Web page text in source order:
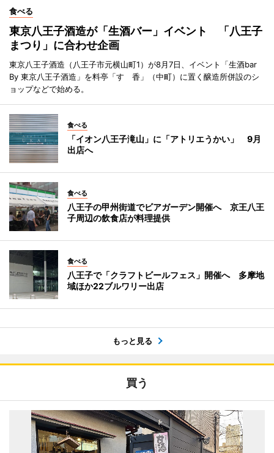
食べる
東京八王子酒造が「生酒バー」イベント 「八王子
まつり」に合わせ企画
東京八王子酒造（八王子市元横山町1）が8月7日、イベント「生酒bar
By 東京八王子酒造」を料亭「すゞ香」（中町）に置く醸造所併設のシ
ョップなどで始める。
食べる
「イオン八王子滝山」に「アトリエうかい」 9月
出店へ
食べる
八王子の甲州街道でビアガーデン開催へ 京王八王
子周辺の飲食店が料理提供
食べる
八王子で「クラフトビールフェス」開催へ 多摩地
域ほか22ブルワリー出店
もっと見る
買う